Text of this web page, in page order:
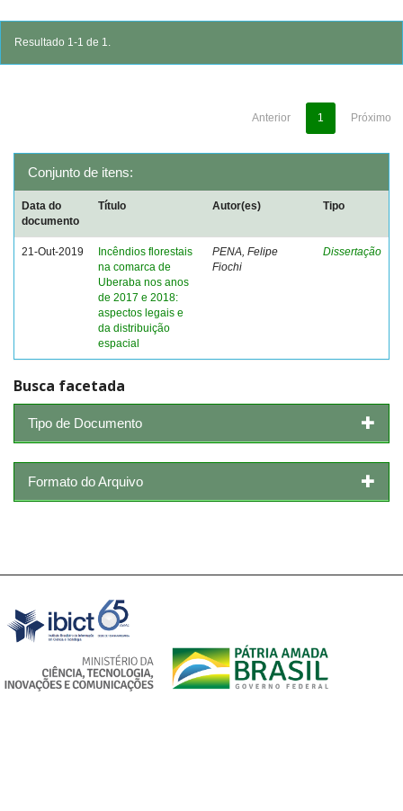
Resultado 1-1 de 1.
Anterior 1 Próximo
Conjunto de itens:
Data do
documento
Título Autor(es) Tipo
21-Out-2019
Incêndios florestais
na comarca de
Uberaba nos anos
de 2017 e 2018:
aspectos legais e
da distribuição
espacial
PENA, Felipe
Fiochi
Dissertação
Busca facetada
Tipo de Documento
Formato do Arquivo